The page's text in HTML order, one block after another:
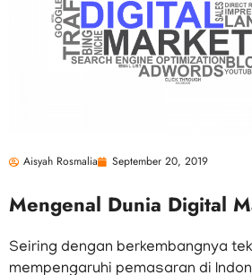
Aisyah Rosmalia September 20, 2019
Mengenal Dunia Digital
Seiring dengan berkembangnya
mempengaruhi pemasaran di